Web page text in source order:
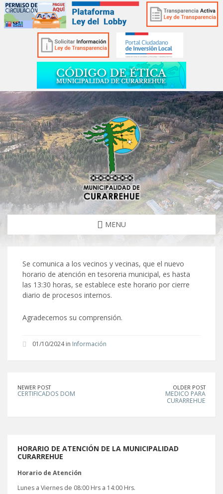
MENU
Se comunica a los vecinos y vecinas, que el nuevo
horario de atención en tesoreria municipal, es hasta
las 13:30 horas, se establece este horario por cierre
diario de procesos internos.
Agradecemos su comprensión.
01/10/2024 in Información
NEWER POST
CERTIFICADOS DOM
OLDER POST
MEDICO PARA
CURARREHUE
HORARIO DE ATENCIÓN DE LA MUNICIPALIDAD
CURARREHUE
Horario de Atención
Lunes a Viernes de 08:00 Hrs a 14:00 Hrs.